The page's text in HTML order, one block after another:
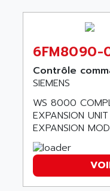
RTS
VPC
XBLC
2500M
2500
HARMONY
ACS600
PG
ASAHI
ASAHI
ASANTE
ASCII
ASCO
ASCOM
ASCON
ASE ENERGY
ASECOS
6FM8090-
Contrôle
SIEMENS
WS 8000
EXPANSION
EXPANSION